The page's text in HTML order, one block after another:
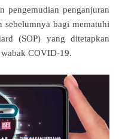
pengemudian penganjuran
sebelumnya bagi mematuhi
(SOP) yang ditetapkan
COVID-19.